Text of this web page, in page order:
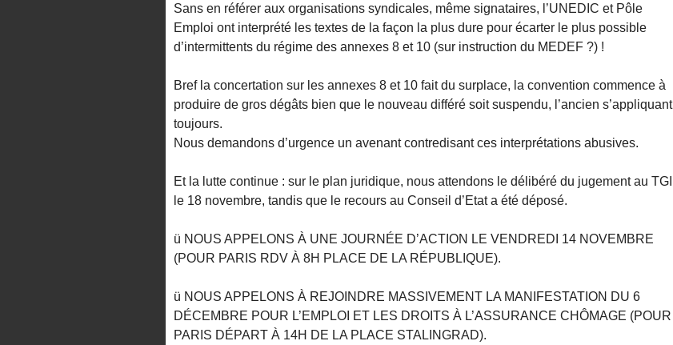
Sans en référer aux organisations syndicales, même signataires, l’UNEDIC et Pôle
Emploi ont interprété les textes de la façon la plus dure pour écarter le plus possible
d’intermittents du régime des annexes 8 et 10 (sur instruction du MEDEF ?) !
Bref la concertation sur les annexes 8 et 10 fait du surplace, la convention commence à
produire de gros dégâts bien que le nouveau différé soit suspendu, l’ancien s’appliquant
toujours.
Nous demandons d’urgence un avenant contredisant ces interprétations abusives.
Et la lutte continue : sur le plan juridique, nous attendons le délibéré du jugement au TGI
le 18 novembre, tandis que le recours au Conseil d’Etat a été déposé.
ü NOUS APPELONS À UNE JOURNÉE D’ACTION LE VENDREDI 14 NOVEMBRE
(POUR PARIS RDV À 8H PLACE DE LA RÉPUBLIQUE).
ü NOUS APPELONS À REJOINDRE MASSIVEMENT LA MANIFESTATION DU 6
DÉCEMBRE POUR L’EMPLOI ET LES DROITS À L’ASSURANCE CHÔMAGE (POUR
PARIS DÉPART À 14H DE LA PLACE STALINGRAD).